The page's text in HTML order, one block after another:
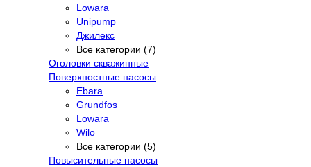
Lowara
Unipump
Джилекс
Все категории (7)
Оголовки скважинные
Поверхностные насосы
Ebara
Grundfos
Lowara
Wilo
Все категории (5)
Повысительные насосы